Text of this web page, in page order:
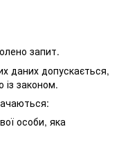
запит.
даних допускається,
із законом.
особи, яка